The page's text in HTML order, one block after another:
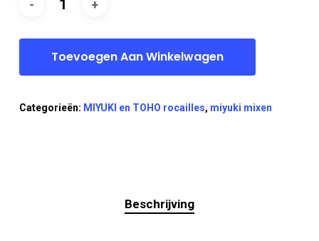
Toevoegen Aan Winkelwagen
Categorieën: MIYUKI en TOHO rocailles, miyuki mixen
Beschrijving